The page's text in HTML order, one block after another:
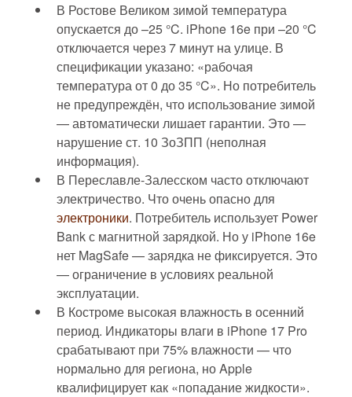
В Ростове Великом зимой температура
опускается до –25 °C. iPhone 16e при –20 °C
отключается через 7 минут на улице. В
спецификации указано: «рабочая
температура от 0 до 35 °C». Но потребитель
не предупреждён, что использование зимой
— автоматически лишает гарантии. Это —
нарушение ст. 10 ЗоЗПП (неполная
информация).
В Переславле-Залесском часто отключают
электричество. Что очень опасно для
электроники. Потребитель использует Power
Bank с магнитной зарядкой. Но у iPhone 16e
нет MagSafe — зарядка не фиксируется. Это
— ограничение в условиях реальной
эксплуатации.
В Костроме высокая влажность в осенний
период. Индикаторы влаги в iPhone 17 Pro
срабатывают при 75% влажности — что
нормально для региона, но Apple
квалифицирует как «попадание жидкости».